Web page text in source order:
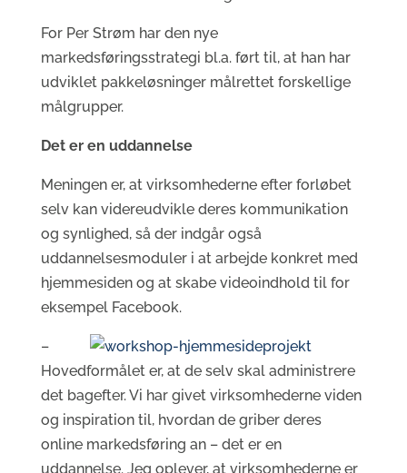
For Per Strøm har den nye
markedsføringsstrategi bl.a. ført til, at han har
udviklet pakkeløsninger målrettet forskellige
målgrupper.
Det er en uddannelse
Meningen er, at virksomhederne efter forløbet
selv kan videreudvikle deres kommunikation
og synlighed, så der indgår også
uddannelsesmoduler i at arbejde konkret med
hjemmesiden og at skabe videoindhold til for
eksempel Facebook.
–
Hovedformålet er, at de selv skal administrere
det bagefter. Vi har givet virksomhederne viden
og inspiration til, hvordan de griber deres
online markedsføring an – det er en
uddannelse. Jeg oplever, at virksomhederne er